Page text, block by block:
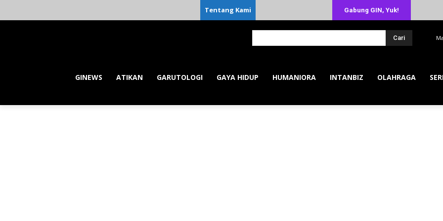
Tentang Kami Gabung GIN, Yuk!
Cari
GINEWS ATIKAN GARUTOLOGI GAYA HIDUP HUMANIORA INTANBIZ OLAHRAGA